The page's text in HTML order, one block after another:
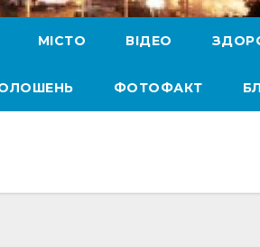
МІСТО ВІДЕО
ФОТОФАКТ